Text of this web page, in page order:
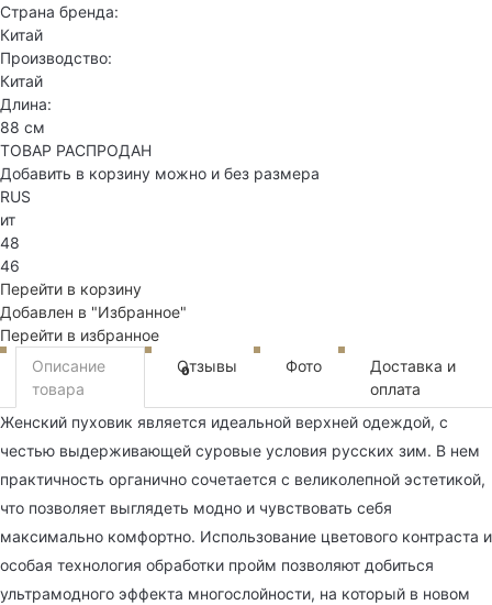
Страна бренда:
Китай
Производство:
Китай
Длина:
88 см
ТОВАР РАСПРОДАН
Добавить в корзину можно и без размера
RUS
ит
48
46
Перейти в корзину
Добавлен в "Избранное"
Перейти в избранное
Описание
товара
Отзывы
0 Фото
Доставка и
оплата
Женский пуховик является идеальной верхней одеждой, с
честью выдерживающей суровые условия русских зим. В нем
практичность органично сочетается с великолепной эстетикой,
что позволяет выглядеть модно и чувствовать себя
максимально комфортно. Использование цветового контраста и
особая технология обработки пройм позволяют добиться
ультрамодного эффекта многослойности, на который в новом